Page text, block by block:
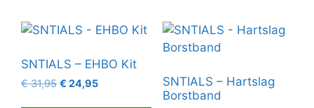
SNTIALS – EHBO Kit
€31,95 € 24,95
SNTIALS – Hartslag
Borstband